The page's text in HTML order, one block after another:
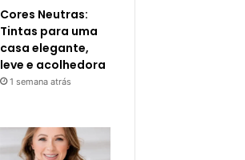
Cores Neutras:
Tintas para uma
casa elegante,
leve e acolhedora
1 semana atrás